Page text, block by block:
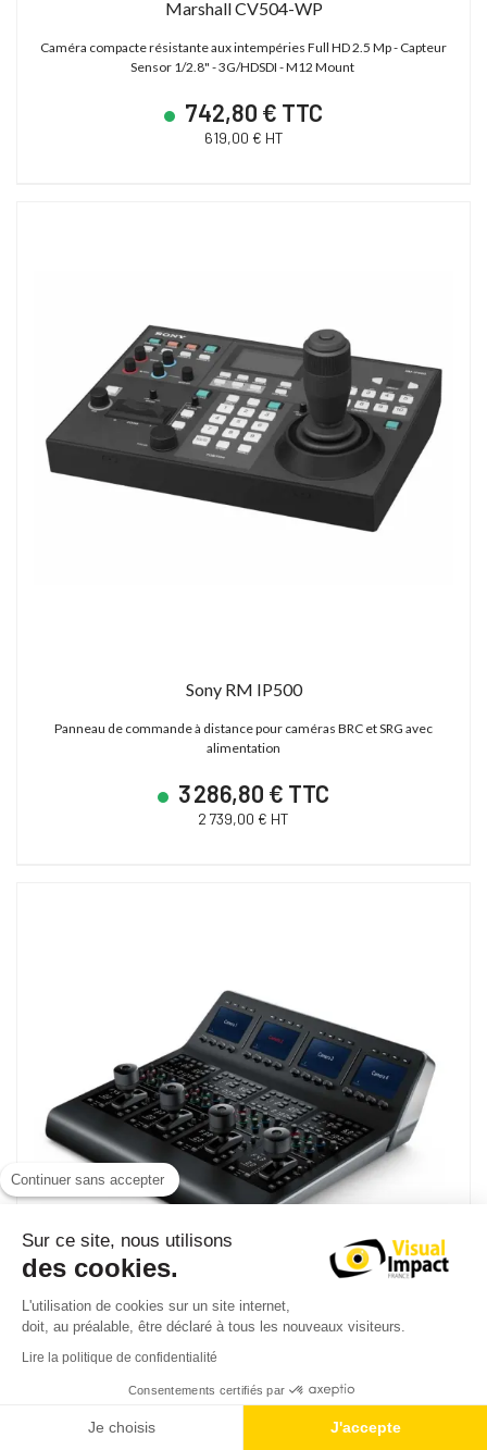
Marshall CV504-WP
Caméra compacte résistante aux intempéries Full HD 2.5 Mp - Capteur
Sensor 1/2.8" - 3G/HDSDI - M12 Mount
742,80 € TTC
619,00 € HT
Sony RM IP500
Panneau de commande à distance pour caméras BRC et SRG avec
alimentation
3 286,80 € TTC
2 739,00 € HT
Blackmagic ATEM Camera Control Panel
Panneau de commande à distance 4 caméras Blackmagic
Continuer sans accepter
Sur ce site, nous utilisons
des cookies.
L'utilisation de cookies sur un site internet,
doit, au préalable, être déclaré à tous les nouveaux visiteurs.
Lire la politique de confidentialité
Consentements certifiés par
Je choisis J'accepte